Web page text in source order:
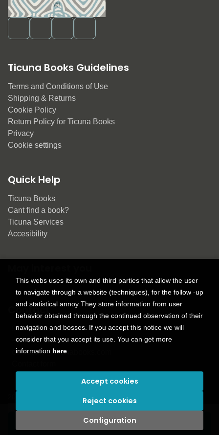
Add to my cart
Ticuna Books Guidelines
Terms and Conditions of Use
Shipping & Returns
Cookie Policy
Return Policy for Ticuna Books
Privacy
Cookie settings
Quick Help
Ticuna Books
Cant find a book?
Ticuna Services
Accesibility
Contact
9150 Tahoma St.
+1 614-707-9934
contactus@ticunabooks.com
. All rights reserved |
This webs uses its own and third parties that allow the user
to navigate through a website (techniques), for the follow -up
and statistical annoy They store information from user
behavior obtained through the continued observation of their
navigation and bosses. If you accept this notice we will
consider that you accept its use. You can get more
information here
Configuration
Reject cookies
Accept cookies